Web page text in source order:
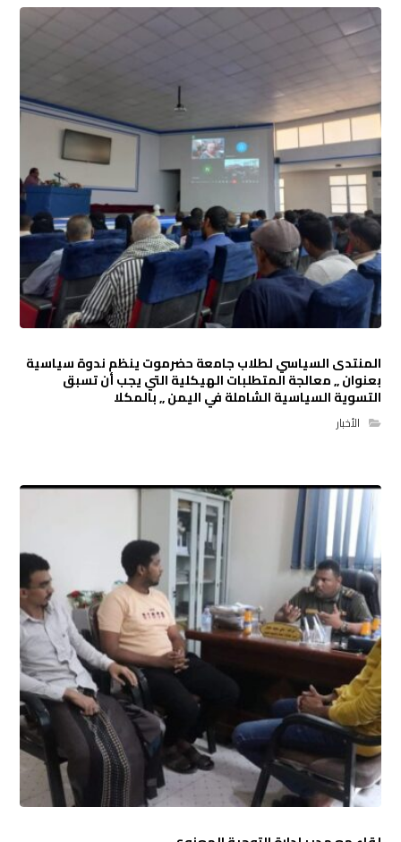
المنتدى السياسي لطلاب جامعة حضرموت ينظم ندوة سياسية
بعنوان ,, معالجة المتطلبات الهيكلية التي يجب أن تسبق
التسوية السياسية الشاملة في اليمن ,, بالمكلا
الأخبار